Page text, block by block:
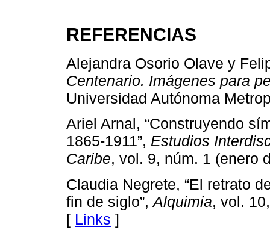
REFERENCIAS
Alejandra Osorio Olave y
Centenario. Imágenes para
Universidad Autónoma
Ariel Arnal, “Construyendo
1865-1911”, Estudios
Caribe, vol. 9, núm. 1 (enero
Claudia Negrete, “El retrato
fin de siglo”, Alquimia, vol.
[ Links ]